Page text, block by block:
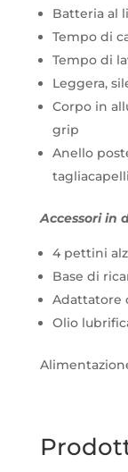
Batteria al
Tempo di
Tempo di
Leggera,
Corpo in
grip
Anello
tagliacapelli
Accessori in
4 pettini
Base di
Adattatore
Olio